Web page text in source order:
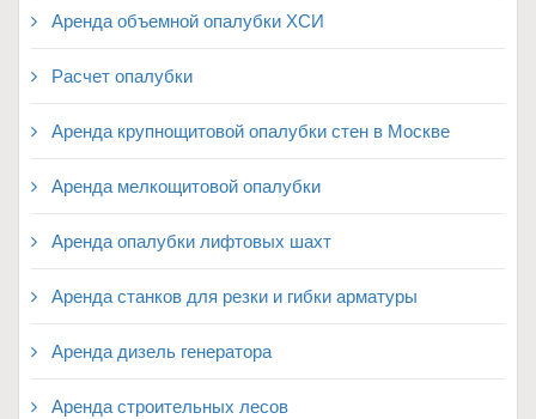
Аренда объемной опалубки ХСИ
Расчет опалубки
Аренда крупнощитовой опалубки стен в Москве
Аренда мелкощитовой опалубки
Аренда опалубки лифтовых шахт
Аренда станков для резки и гибки арматуры
Аренда дизель генератора
Аренда строительных лесов